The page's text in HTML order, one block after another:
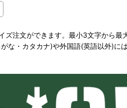
注文ができます。最小3文字から
・カタカナ)や外国語(英語以外)に